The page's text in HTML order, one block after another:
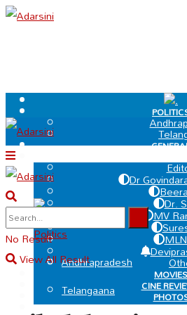
.
Dr
Dr.
MV
MOVIES
CINE
VIDEOS
.
Politics
Andhrapradesh
Telangaana
No Result
View All Result